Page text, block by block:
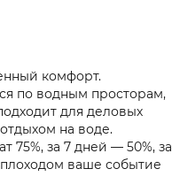
комфорт.
по водным просторам,
для деловых
на воде.
за 7 дней — 50%, за
ваше событие